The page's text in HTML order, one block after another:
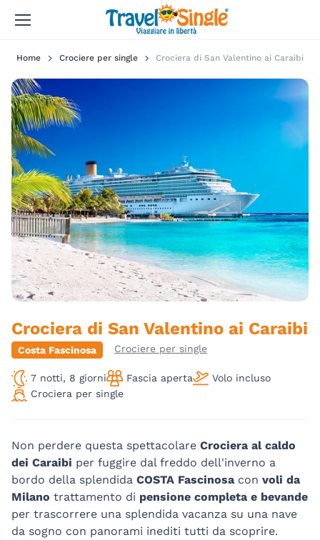
Home Crociere per single Crociera di San Valentino ai Caraibi
Crociera di San Valentino ai Caraibi
Costa Fascinosa Crociere per single
7 notti, 8 giorni Fascia aperta
Volo incluso
Crociera per single
Non perdere questa spettacolare Crociera al caldo
dei Caraibi per fuggire dal freddo dell'inverno a
bordo della splendida COSTA Fascinosa con voli da
Milano trattamento di pensione completa e bevande
per trascorrere una splendida vacanza su una nave
da sogno con panorami inediti tutti da scoprire.